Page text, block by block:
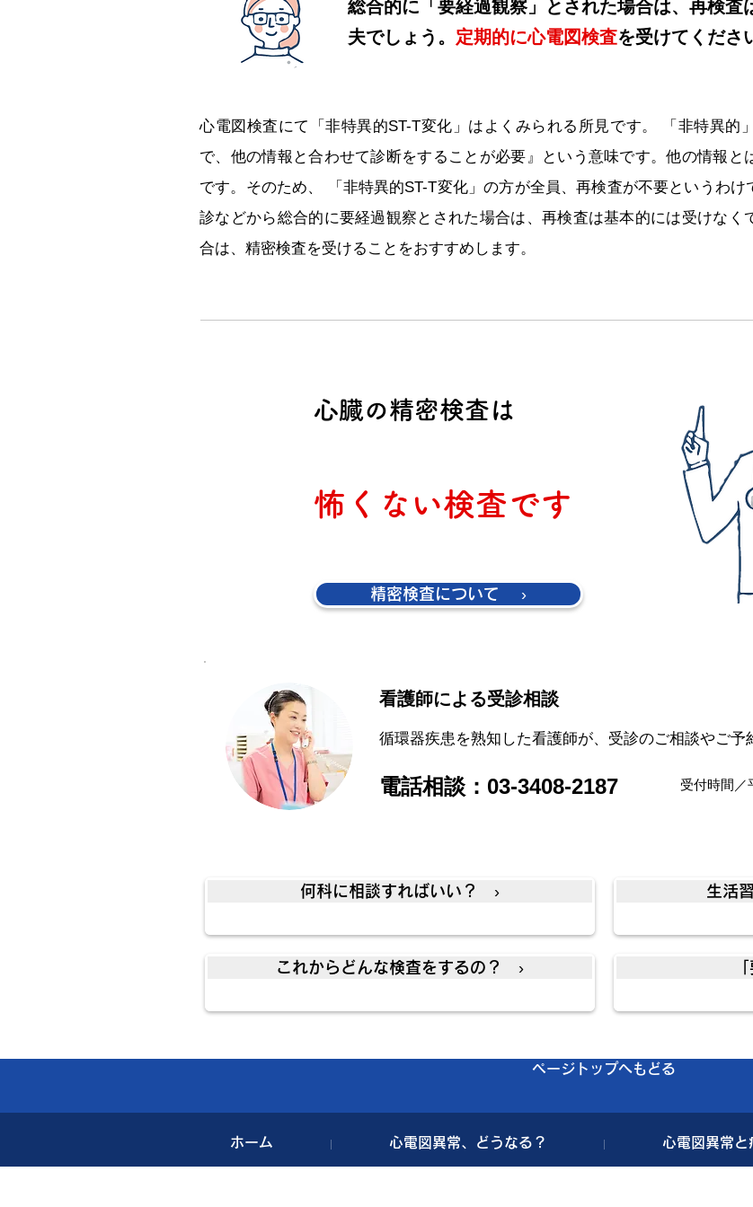
総合的に「要経過観察」とされた場合は、再検査
夫でしょう。 定期的に心電図検査を受けてくださ
心電図検査にて「非特異的ST-T変化」はよくみられる所見です。 「非特異的
で、他の情報と合わせて診断をすることが必要』という意味です。他の情報
です。そのため、 「非特異的ST-T変化」の方が全員、再検査が不要というわ
診などから総合的に要経過観察とされた場合は、再検査は基本的には受けなく
合は、精密検査を受けることをおすすめします。
心臓の精密検査は
怖くない検査です
精密検査について ›
看護師による受診相談
循環器疾患を熟知した看護師が、受診のご相談やご予
電話相談：03-3408-2187 受付時間／
何科に相談すればいい？ ›
これからどんな検査をするの？ ›
生活
ページトップへもどる
ホーム 心電図異常、どうなる？ 心電図異常と